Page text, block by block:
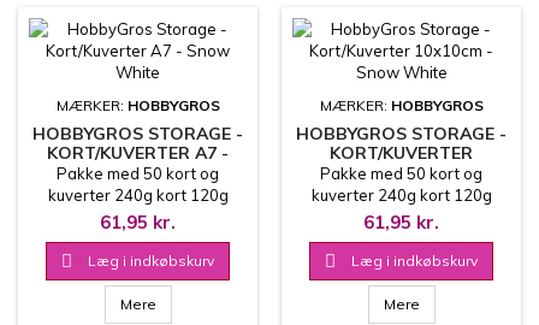
MÆRKER: HOBBYGROS
HOBBYGROS STORAGE -
KORT/KUVERTER A7 -
SNOW WHITE
Pakke med 50 kort og
kuverter 240g kort 120g
kuvert
61,95 kr.
 Læg i indkøbskurv
Mere
MÆRKER: HOBBYGROS
HOBBYGROS STORAGE -
KORT/KUVERTER
10X10CM - SNOW WHITE
Pakke med 50 kort og
kuverter 240g kort 120g
kuvert
61,95 kr.
 Læg i indkøbskurv
Mere